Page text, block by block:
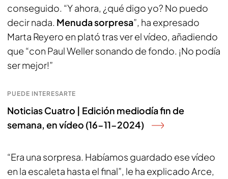
conseguido. “Y ahora, ¿qué digo yo? No puedo
decir nada. Menuda sorpresa”, ha expresado
Marta Reyero en plató tras ver el vídeo, añadiendo
que “con Paul Weller sonando de fondo. ¡No podía
ser mejor!”
PUEDE INTERESARTE
Noticias Cuatro | Edición mediodía fin de
semana, en vídeo (16-11-2024)
“Era una sorpresa. Habíamos guardado ese vídeo
en la escaleta hasta el final”, le ha explicado Arce,